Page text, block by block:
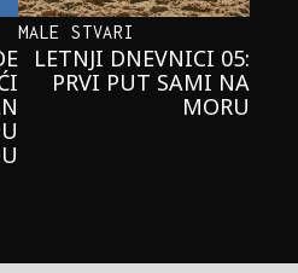
MALE STVARI
LETNJI DNEVNICI 05:
PRVI PUT SAMI NA
MORU